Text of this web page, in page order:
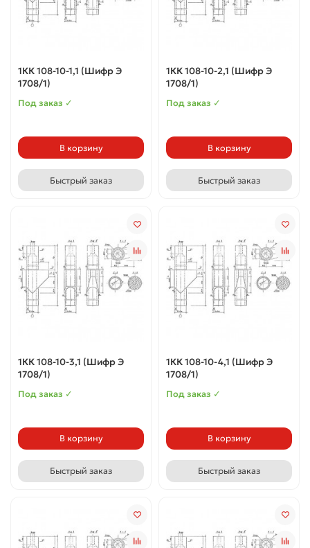
1КК 108-10-1,1 (Шифр Э
1708/1)
Под заказ ✓
В корзину
Быстрый заказ
1КК 108-10-2,1 (Шифр Э
1708/1)
Под заказ ✓
В корзину
Быстрый заказ
1КК 108-10-3,1 (Шифр Э
1708/1)
Под заказ ✓
В корзину
Быстрый заказ
1КК 108-10-4,1 (Шифр Э
1708/1)
Под заказ ✓
В корзину
Быстрый заказ